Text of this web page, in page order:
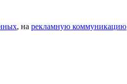
, на рекламную коммуникацию